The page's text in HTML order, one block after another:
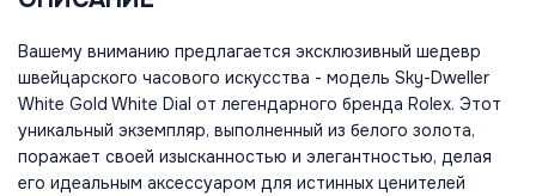
Вашему вниманию предлагается эксклюзивный шедевр
швейцарского часового искусства - модель Sky-Dweller
White Gold White Dial от легендарного бренда Rolex. Этот
уникальный экземпляр, выполненный из белого золота,
поражает своей изысканностью и элегантностью, делая
его идеальным аксессуаром для истинных ценителей